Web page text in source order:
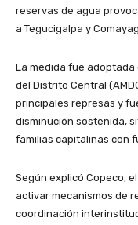
reservas de agua
a Tegucigalpa y
La medida fue adoptada
del Distrito Central
principales represas y
disminución sostenida,
familias capitalinas con
Según explicó Copeco,
activar mecanismos de
coordinación